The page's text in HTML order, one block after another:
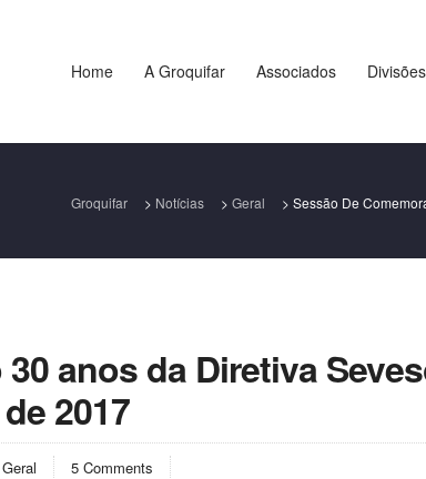
Home A Groquifar Associados Divisões
Groquifar > Notícias > Geral > Sessão De
anos da Diretiva
2017
Geral 5 Comments